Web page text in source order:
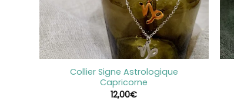
+
Collier Signe Astrologique
Capricorne
12,00€